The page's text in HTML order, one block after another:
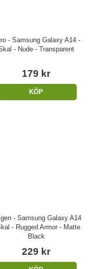
- Samsung Galaxy A14 -
- Nude - Transparent
179 kr
KÖP
- Samsung Galaxy A14
- Rugged Armor - Matte
Black
229 kr